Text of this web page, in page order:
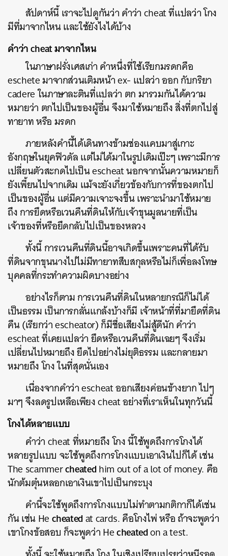
สัปดาห์นี้ เราจะไปดูกันว่า คำว่า cheat ที่แปลว่า โกง
มีที่มาจากไหน และใช้ยังไงได้บ้าง
คำว่า cheat มาจากไหน
ในภาษาฝรั่งเศสเก่า คำหนึ่งที่ใช้เรียกมรดกคือ
eschete มาจากส่วนเติมหน้า ex- แปลว่า ออก กับกริยา
cadere ในภาษาละตินที่แปลว่า ตก มารวมกันได้ความ
หมายว่า ตกไปเป็นของผู้อื่น จึงมาใช้หมายถึง สิ่งที่ตกไปสู่
ทายาท หรือ มรดก
ภายหลังคำนี้ได้เดินทางข้ามช่องแคบมาสู่เกาะ
อังกฤษในยุคฟิวดัล แต่ไม่ได้มาในรูปเดิมเป๊ะๆ เพราะมีการ
เปลี่ยนตัวสะกดไปเป็น escheat นอกจากนั้นความหมายก็
ยังเพี้ยนไปจากเดิม แม้จะยังเกี่ยวข้องกับการที่ของตกไป
เป็นของผู้อื่น แต่มีความเจาะจงขึ้น เพราะนำมาใช้หมาย
ถึง การยึดหรือเวนคืนที่ดินให้กับเจ้าขุนมูลนายที่เป็น
เจ้าของที่หรือยึดกลับไปเป็นของหลวง
ทั้งนี้ การเวนคืนที่ดินนี้อาจเกิดขึ้นเพราะคนที่ได้รับ
ที่ดินจากขุนนางไปไม่มีทายาทสืบสกุลหรือไม่ก็เพื่อลงโทษ
บุคคลที่กระทำความผิดบางอย่าง
อย่างไรก็ตาม การเวนคืนที่ดินในหลายกรณีก็ไม่ได้
เป็นธรรม เป็นการกลั่นแกล้งบ้างก็มี เจ้าหน้าที่ที่มายึดที่ดิน
คืน (เรียกว่า escheator) ก็มีชื่อเสียงไม่สู้ดีนัก คำว่า
escheat ที่เคยแปลว่า ยึดหรือเวนคืนที่ดินเฉยๆ จึงเริ่ม
เปลี่ยนไปหมายถึง ยึดไปอย่างไม่ยุติธรรม และกลายมา
หมายถึง โกง ในที่สุดนั่นเอง
เนื่องจากคำว่า escheat ออกเสียงค่อนข้างยาก ไปๆ
มาๆ จึงลดรูปเหลือเพียง cheat อย่างที่เราเห็นในทุกวันนี้
โกงได้หลายแบบ
คำว่า cheat ที่หมายถึง โกง นี้ใช้พูดถึงการโกงได้
หลายรูปแบบ จะใช้พูดถึงการโกงแบบเอาเงินไปก็ได้ เช่น
The scammercheatedhim out of a lot of money. คือ
นักต้มตุ๋นหลอกเอาเงินเขาไปเป็นกระบุง
คำนี้จะใช้พูดถึงการโกงแบบไม่ทำตามกติกาก็ได้เช่น
กัน เช่น Hecheatedat cards. คือโกงไพ่ หรือ ถ้าจะพูดว่า
เขาโกงข้อสอบ ก็จะพูดว่า Hecheatedon a test.